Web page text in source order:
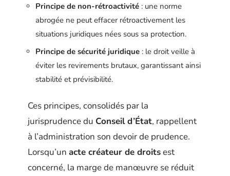
Principe de non-rétroactivité : une norme
abrogée ne peut effacer rétroactivement les
situations juridiques nées sous sa protection.
Principe de sécurité juridique : le droit veille à
éviter les revirements brutaux, garantissant ainsi
stabilité et prévisibilité.
Ces principes, consolidés par la
jurisprudence du Conseil d’État, rappellent
à l’administration son devoir de prudence.
Lorsqu’un acte créateur de droitsest
concerné, la marge de manœuvre se réduit